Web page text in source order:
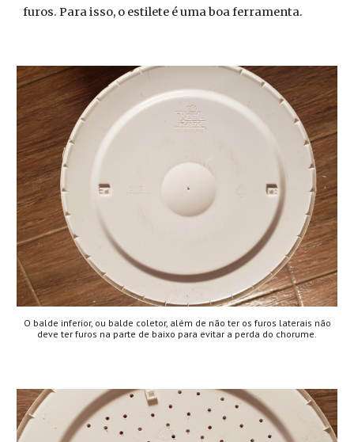
furos. Para isso, o estilete é uma boa ferramenta.
O balde inferior, ou balde coletor, além de não ter os furos laterais não
deve ter furos na parte de baixo para evitar a perda do chorume.